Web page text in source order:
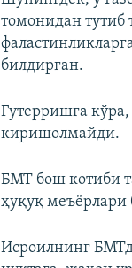
томонидан тутиб
билдирган.
Гутерришга
киришолмайди.
БМТ бош котиби
ҳуқуқ меъёрлари
Исроилнинг